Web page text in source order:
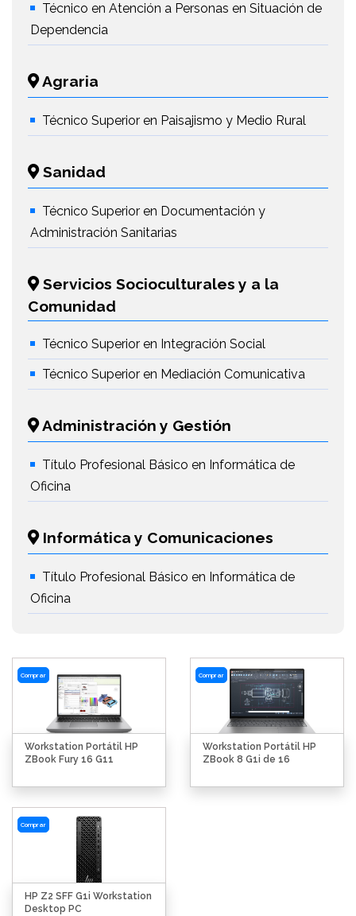
Técnico en Atención a Personas en Situación de
Dependencia
Agraria
Técnico Superior en Paisajismo y Medio Rural
Sanidad
Técnico Superior en Documentación y
Administración Sanitarias
Servicios Socioculturales y a la
Comunidad
Técnico Superior en Integración Social
Técnico Superior en Mediación Comunicativa
Administración y Gestión
Título Profesional Básico en Informática de
Oficina
Informática y Comunicaciones
Título Profesional Básico en Informática de
Oficina
Comprar
Workstation Portátil HP
ZBook Fury 16 G11
Comprar
Workstation Portátil HP
ZBook 8 G1i de 16
Comprar
HP Z2 SFF G1i Workstation
Desktop PC